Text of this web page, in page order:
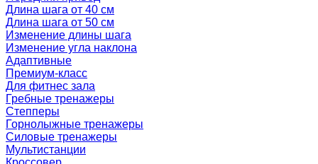
Длина шага от 40 см
Длина шага от 50 см
Изменение длины шага
Изменение угла наклона
Адаптивные
Премиум-класс
Для фитнес зала
Гребные тренажеры
Степперы
Горнолыжные тренажеры
Силовые тренажеры
Мультистанции